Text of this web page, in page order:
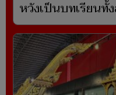
หวังเป็นบทเรียนทั้